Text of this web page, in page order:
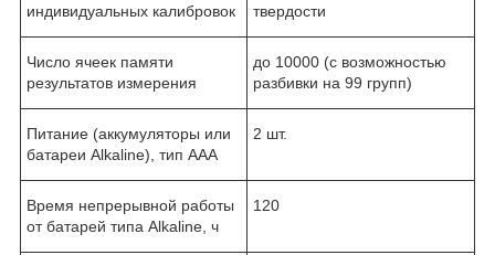
индивидуальных калибровок
твердости
Число ячеек памяти
результатов измерения
до 10000 (с возможностью
разбивки на 99 групп)
Питание (аккумуляторы или
батареи Alkaline), тип AAA
2 шт.
Время непрерывной работы
от батарей типа Alkaline, ч
120